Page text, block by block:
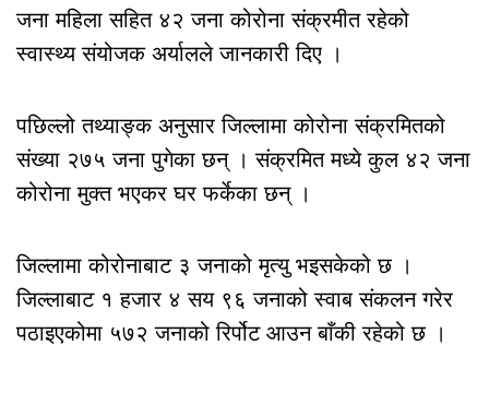
जना महिला सहित ४२ जना कोरोना संक्रमीत रहेको
स्वास्थ्य संयोजक अर्यालले जानकारी दिए ।
पछिल्लो तथ्याङ्क अनुसार जिल्लामा कोरोना संक्रमितको
संख्या २७५ जना पुगेका छन् । संक्रमित मध्ये कुल ४२ जना
कोरोना मुक्त भएकर घर फर्केका छन् ।
जिल्लामा कोरोनाबाट ३ जनाको मृत्यु भइसकेको छ ।
जिल्लाबाट १ हजार ४ सय ९६ जनाको स्वाब संकलन गरेर
पठाइएकोमा ५७२ जनाको रिर्पोट आउन बाँकी रहेको छ ।